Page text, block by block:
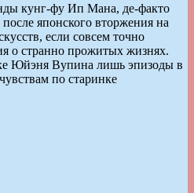
кунг-фу Ип Мана, де-факто
японского вторжения на
если совсем точно
о странно прожитых жизнях.
Юйэня Вупина лишь эпизоды в
по старинке